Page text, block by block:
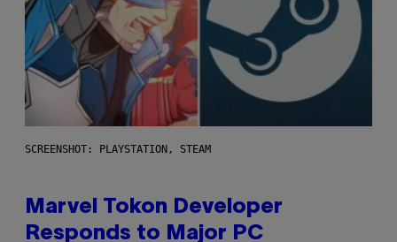
SCREENSHOT: PLAYSTATION, STEAM
Marvel Tokon Developer
Responds to Major PC